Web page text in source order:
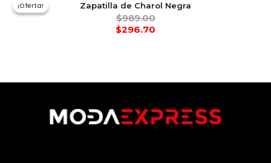
¡Oferta!
¡Oferta! Zapatilla de Charol Negra
$989.00
$296.70